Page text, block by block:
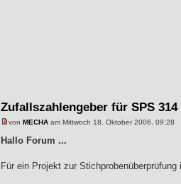
Zufallszahlengeber für SPS 314
von MECHA am Mittwoch 18. Oktober 2006, 09:28
Hallo Forum ...
Für ein Projekt zur